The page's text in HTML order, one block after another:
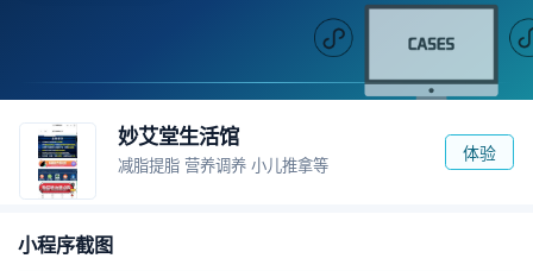
妙艾堂生活馆
减脂提脂 营养调养 小儿推拿等
体验
小程序截图